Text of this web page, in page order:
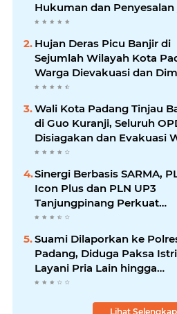
Hukuman dan Penyesalan
Mengikuti
Hujan Deras Picu Banjir di
Sejumlah Wilayah Kota
Warga Dievakuasi dan
Waspada Banjir Susulan
Wali Kota Padang Tinjau
di Guo Kuranji, Seluruh
Disiagakan dan Evakuasi
Dipercepat
Sinergi Berbasis SARMA,
Icon Plus dan PLN UP3
Tanjungpinang Perkuat
Kolaborasi Strategis
Suami Dilaporkan ke
Padang, Diduga Paksa Istri
Layani Pria Lain hingga
Berulang Kali
Lihat